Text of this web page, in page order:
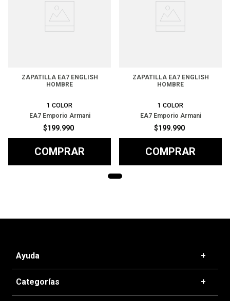
ZAPATILLA EA7 ENGLISH
HOMBRE
1 COLOR
EA7 Emporio Armani
$199.990
COMPRAR
ZAPATILLA EA7 ENGLISH
HOMBRE
1 COLOR
EA7 Emporio Armani
$199.990
COMPRAR
Ayuda +
Preguntas frecuentes
T&C - Políticas de Envío
Categorías +